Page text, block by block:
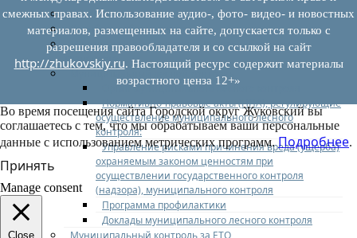
Списки кандидатов в присяжные заседатели
Служба судебных приставов
Муниципальный контроль на автомобильном
транспорте
Муниципальный лесной контроль
Орган муниципального лесного контроля
Нормативно-правовые акты (НПА), регулирующие
осуществление муниципального лесного
контроля:
Управление рисками причинения вреда (ущерба)
охраняемым законом ценностям при
осуществлении государственного контроля
(надзора), муниципального контроля
Программа профилактики
Доклады муниципального лесного контроля
Муниципальный контроль за ЕТО
смежных правах. Использование аудио-, фото- видео- и новостных
материалов, размещенных на сайте, допускается только с
разрешения правообладателя и со ссылкой на сайт
http://zhukovskiy.ru. Настоящий ресурс содержит материалы
возрастного ценза 12+»
Во время посещения сайта Городской округ Жуковский вы
соглашаетесь с тем, что мы обрабатываем ваши персональные
данные с использованием метрических программ.Подробнее.
Принять
Manage consent
Close